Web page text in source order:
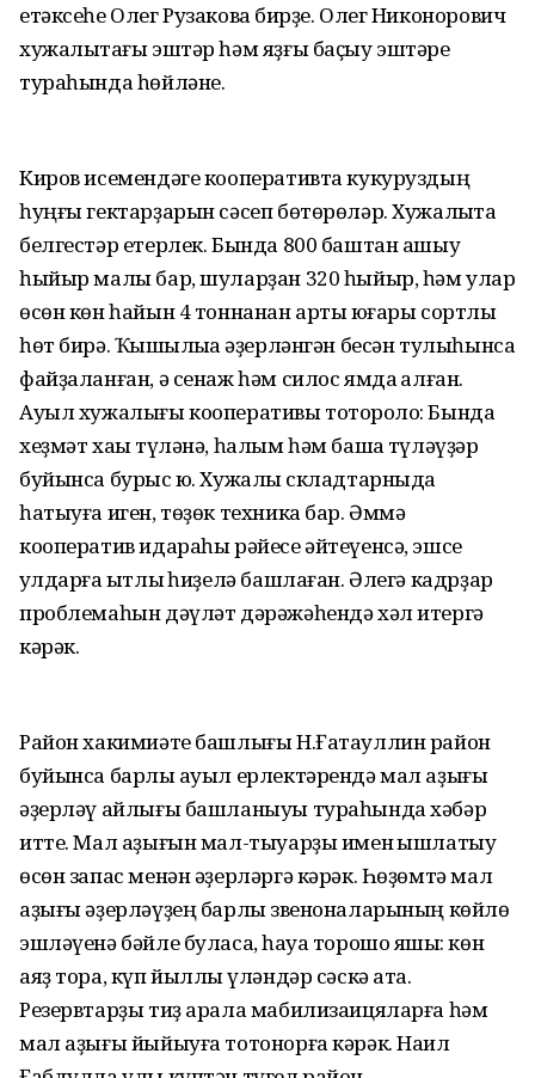
етәксеһе Олег Рузаковҡа бирҙе. Олег Никонорович
хужалыҡтағы эштәр һәм яҙғы баҫыу эштәре
тураһында һөйләне.
Киров исемендәге кооперативта кукуруздың
һуңғы гектарҙарын сәсеп бөтөрөләр. Хужалыҡта
белгестәр етерлек. Бында 800 баштан ашыу
һыйыр малы бар, шуларҙан 320 һыйыр, һәм улар
өсөн көн һайын 4 тоннанан артыҡ юғары сортлы
һөт бирә. Ҡышҡылыҡҡа әҙерләнгән бесән тулыһынса
файҙаланған, ә сенаж һәм силос ямда ҡалған.
Ауыл хужалығы кооперативы тотороҡло: Бында
хеҙмәт хаҡы түләнә, һалым һәм башҡа түләүҙәр
буйынса бурыс юҡ. Хужалыҡ складтарныда
һатыуға иген, төҙөк техника бар. Әммә
кооператив идараһы рәйесе әйтеүенсә, эшсе
ҡулдарға ҡытлыҡ һиҙелә башлаған. Әлегә кадрҙар
проблемаһын дәүләт дәрәжәһендә хәл итергә
кәрәк.
Район хакимиәте башлығы Н.Ғатауллин район
буйынса барлыҡ ауыл ерлектәрендә мал аҙығы
әҙерләү айлығы башланыуы тураһында хәбәр
итте. Мал аҙығын мал-тыуарҙы имен ҡышлатыу
өсөн запас менән әҙерләргә кәрәк. Һөҙөмтә мал
аҙығы әҙерләүҙең барлыҡ звеноналарының көйлө
эшләүенә бәйле буласаҡ, һауа торошо яҡшы: көн
аяҙ тора, күп йыллыҡ үләндәр сәскә ата.
Резервтарҙы тиҙ арала мабилизаицяларға һәм
мал аҙығы йыйыуға тотонорға кәрәк. Наил